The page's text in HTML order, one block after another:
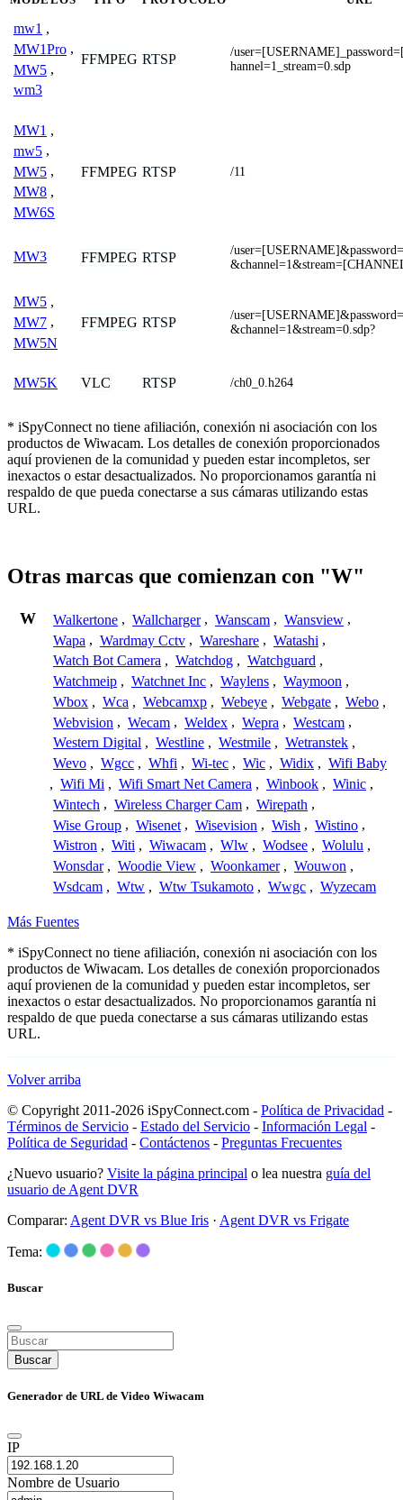
mw1 ,
MW1Pro ,
MW5 ,
wm3
FFMPEG RTSP
/
hannel=1_stream=0.sdp
MW1 ,
mw5 ,
MW5 ,
MW8 ,
MW6S
FFMPEG RTSP /11
MW3 FFMPEG RTSP
/
MW5 ,
MW7 ,
MW5N
FFMPEG RTSP
/
&channel=1&stream=0.sdp?
MW5K VLC RTSP /ch0_0.h264
* iSpyConnect no tiene afiliación, conexión ni asociación con los
productos de Wiwacam. Los detalles de conexión proporcionados
aquí provienen de la comunidad y pueden estar incompletos, ser
inexactos o estar desactualizados. No proporcionamos garantía ni
respaldo de que pueda conectarse a sus cámaras utilizando estas
URL.
Otras marcas que comienzan con "W"
W Walkertone , Wallcharger , Wanscam , Wansview ,
Wapa , Wardmay Cctv , Wareshare , Watashi ,
Watch Bot Camera , Watchdog , Watchguard ,
Watchmeip , Watchnet Inc , Waylens , Waymoon ,
Wbox , Wca , Webcamxp , Webeye , Webgate , Webo ,
Webvision , Wecam , Weldex , Wepra , Westcam ,
Western Digital , Westline , Westmile , Wetranstek ,
Wevo , Wgcc , Whfi , Wi-tec , Wic , Widix , Wifi Baby
, Wifi Mi , Wifi Smart Net Camera , Winbook , Winic ,
Wintech , Wireless Charger Cam , Wirepath ,
Wise Group , Wisenet , Wisevision , Wish , Wistino ,
Wistron , Witi , Wiwacam , Wlw , Wodsee , Wolulu ,
Wonsdar , Woodie View , Woonkamer , Wouwon ,
Wsdcam , Wtw , Wtw Tsukamoto , Wwgc , Wyzecam
Más Fuentes
* iSpyConnect no tiene afiliación, conexión ni asociación con los
productos de Wiwacam. Los detalles de conexión proporcionados
aquí provienen de la comunidad y pueden estar incompletos, ser
inexactos o estar desactualizados. No proporcionamos garantía ni
respaldo de que pueda conectarse a sus cámaras utilizando estas
URL.
Volver arriba
© Copyright 2011-2026 iSpyConnect.com - Política de Privacidad -
Términos de Servicio - Estado del Servicio - Información Legal -
Política de Seguridad - Contáctenos - Preguntas Frecuentes
¿Nuevo usuario? Visite la página principal o lea nuestra guía del
usuario de Agent DVR
Comparar: Agent DVR vs Blue Iris · Agent DVR vs Frigate
Tema:
Buscar
Buscar
Generador de URL de Video Wiwacam
IP
Nombre de Usuario